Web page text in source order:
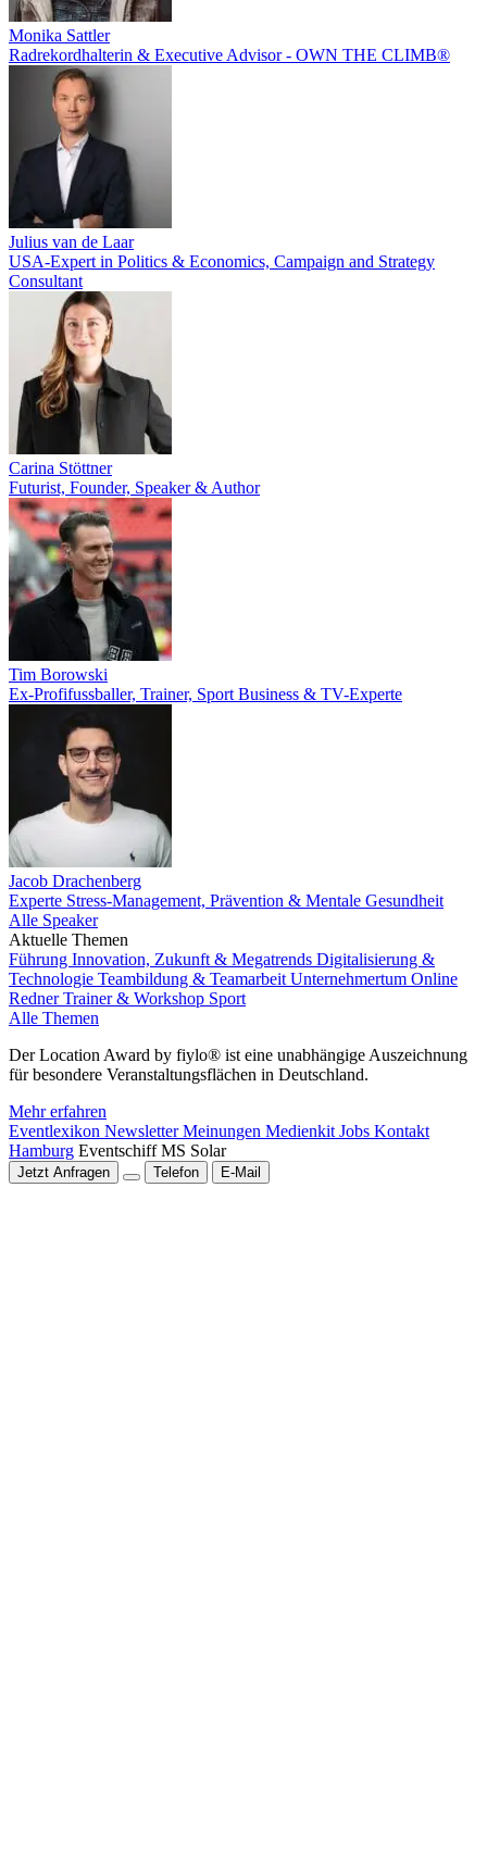
Monika Sattler
Radrekordhalterin & Executive Advisor - OWN THE CLIMB®
Julius van de Laar
USA-Expert in Politics & Economics, Campaign and Strategy
Consultant
Carina Stöttner
Futurist, Founder, Speaker & Author
Tim Borowski
Ex-Profifussballer, Trainer, Sport Business & TV-Experte
Jacob Drachenberg
Experte Stress-Management, Prävention & Mentale Gesundheit
Alle Speaker
Aktuelle Themen
Führung Innovation, Zukunft & Megatrends Digitalisierung &
Technologie Teambildung & Teamarbeit Unternehmertum Online
RednerTrainer & Workshop Sport
Alle Themen
Der Location Award by fiylo® ist eine unabhängige Auszeichnung
für besondere Veranstaltungsflächen in Deutschland.
Mehr erfahren
Eventlexikon NewsletterMeinungen Medienkit Jobs Kontakt
Hamburg Eventschiff MS Solar
Jetzt Anfragen Telefon E-Mail